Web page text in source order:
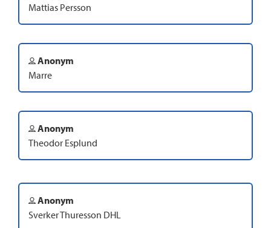
Mattias Persson
Anonym
Marre
Anonym
Theodor Esplund
Anonym
Sverker Thuresson DHL